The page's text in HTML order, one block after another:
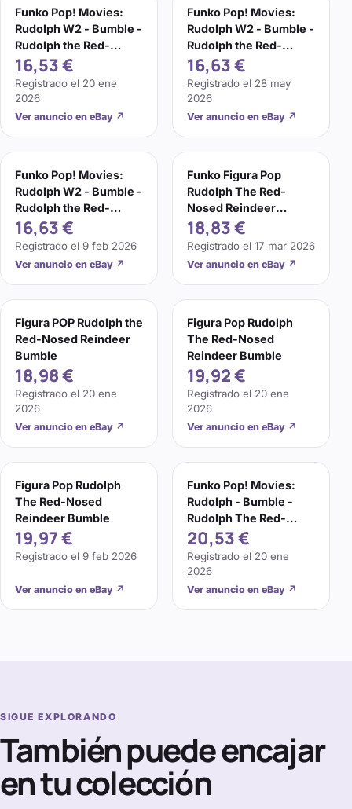
Funko Pop! Movies:
Rudolph W2 - Bumble -
Rudolph the Red-
Nosed Reindeer -
Collec
16,53 €
Registrado el 20 ene
2026
Ver anuncio en eBay ↗
Funko Pop! Movies:
Rudolph W2 - Bumble -
Rudolph the Red-
Nosed Reindeer -
Collec
16,63 €
Registrado el 28 may
2026
Ver anuncio en eBay ↗
Funko Pop! Movies:
Rudolph W2 - Bumble -
Rudolph the Red-
Nosed Reindeer -
Collec
16,63 €
Registrado el 9 feb 2026
Ver anuncio en eBay ↗
Funko Figura Pop
Rudolph The Red-
Nosed Reindeer
Bumble
18,83 €
Registrado el 17 mar 2026
Ver anuncio en eBay ↗
Figura POP Rudolph the
Red-Nosed Reindeer
Bumble
18,98 €
Registrado el 20 ene
2026
Ver anuncio en eBay ↗
Figura Pop Rudolph
The Red-Nosed
Reindeer Bumble
19,92 €
Registrado el 20 ene
2026
Ver anuncio en eBay ↗
Figura Pop Rudolph
The Red-Nosed
Reindeer Bumble
19,97 €
Registrado el 9 feb 2026
Ver anuncio en eBay ↗
Funko Pop! Movies:
Rudolph - Bumble -
Rudolph The Red-
Nosed Reindeer -
Figura de
20,53 €
Registrado el 20 ene
2026
Ver anuncio en eBay ↗
SIGUE EXPLORANDO
También puede encajar
en tu colección